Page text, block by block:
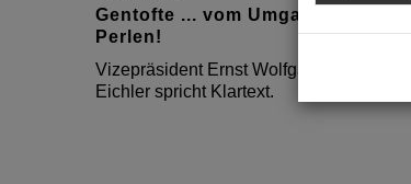
Gentofte ... vom Umgang mit
Perlen!
Vizepräsident Ernst Wolfgang
Eichler spricht Klartext.